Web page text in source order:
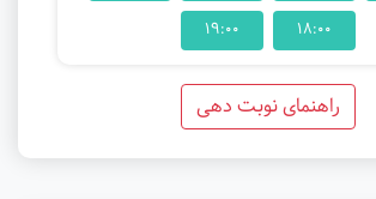
18:00
19:00
راهنمای نوبت دهی